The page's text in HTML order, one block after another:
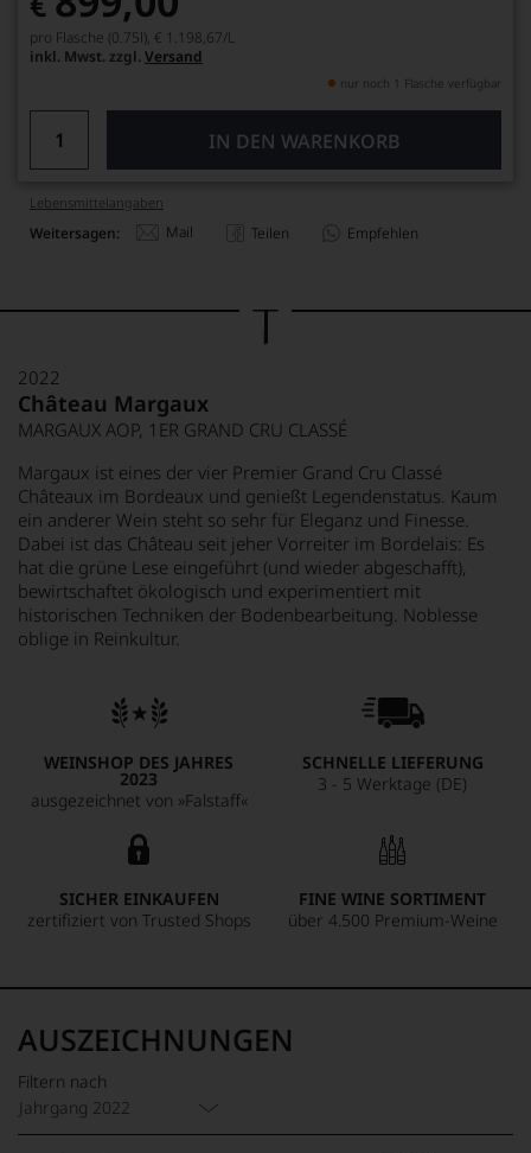
pro Flasche (0.75l), € 1.198,67/L
inkl. Mwst. zzgl. Versand
nur noch 1 Flasche verfügbar
IN DEN WARENKORB
Lebensmittel­angaben
Weitersagen: Mail Teilen Empfehlen
2022
Château Margaux
MARGAUX AOP, 1ER GRAND CRU CLASSÉ
Margaux ist eines der vier Premier Grand Cru Classé
Châteaux im Bordeaux und genießt Legendenstatus. Kaum
ein anderer Wein steht so sehr für Eleganz und Finesse.
Dabei ist das Château seit jeher Vorreiter im Bordelais: Es
hat die grüne Lese eingeführt (und wieder abgeschafft),
bewirtschaftet ökologisch und experimentiert mit
historischen Techniken der Bodenbearbeitung. Noblesse
oblige in Reinkultur.
WEINSHOP DES JAHRES
2023
ausgezeichnet von »Falstaff«
SCHNELLE LIEFERUNG
3 - 5 Werktage (DE)
SICHER EINKAUFEN
zertifiziert von Trusted Shops
FINE WINE SORTIMENT
über 4.500 Premium-Weine
AUSZEICHNUNGEN
Filtern nach
Jahrgang 2022